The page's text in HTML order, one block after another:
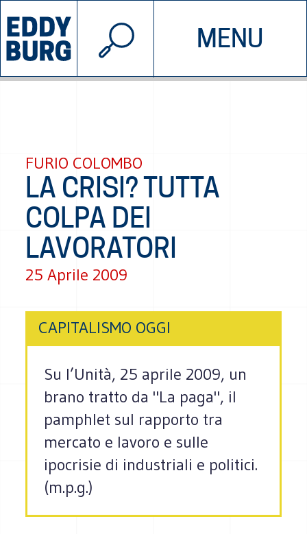
MENU
INIZIATIVE CHI SIAMO
© 2026 EDDYBURG
FURIO COLOMBO
LA CRISI? TUTTA
COLPA DEI
LAVORATORI
25 Aprile 2009
CAPITALISMO OGGI
Su l’Unità, 25 aprile 2009, un
brano tratto da "La paga", il
pamphlet sul rapporto tra
mercato e lavoro e sulle
ipocrisie di industriali e politici.
(m.p.g.)